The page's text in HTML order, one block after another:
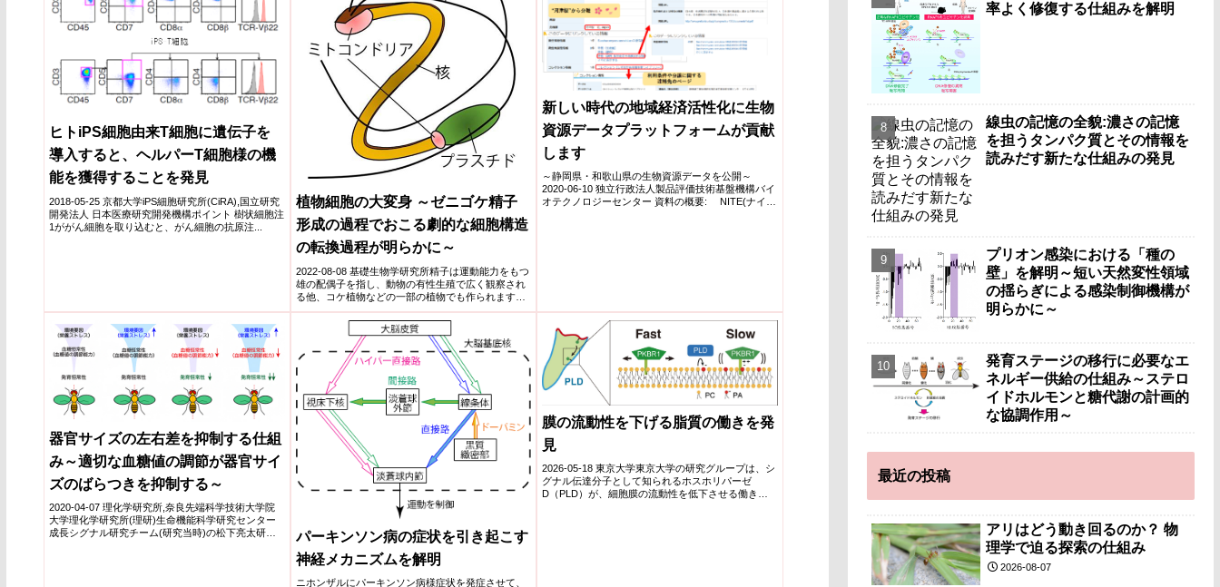
ヒトiPS細胞由来T細胞に遺伝子を
導入すると、ヘルパーT細胞様の機
能を獲得することを発見
2018-05-25 京都大学iPS細胞研究所(CiRA),国立研究
開発法人 日本医療研究開発機構ポイント 樹状細胞注
1ががん細胞を取り込むと、がん細胞の抗原注...
植物細胞の大変身 ～ゼニゴケ精子
形成の過程でおこる劇的な細胞構造
の転換過程が明らかに～
2022-08-08 基礎生物学研究所精子は運動能力をもつ
雄の配偶子を指し、動物の有性生殖で広く観察され
る他、コケ植物などの一部の植物でも作られます。
精子の形は...
新しい時代の地域経済活性化に生物
資源データプラットフォームが貢献
します
～静岡県・和歌山県の生物資源データを公開～
2020-06-10 独立行政法人製品評価技術基盤機構バイ
オテクノロジーセンター 資料の概要: NITE(ナイ
器官サイズの左右差を抑制する仕組
み～適切な血糖値の調節が器官サイ
ズのばらつきを抑制する～
2020-04-07 理化学研究所,奈良先端科学技術大学院
大学理化学研究所(理研)生命機能科学研究センター
成長シグナル研究チーム(研究当時)の松下亮太研修
パーキンソン病の症状を引き起こす
神経メカニズムを解明
ニホンザルにパーキンソン病様症状を発症させて、
膜の流動性を下げる脂質の働きを発
見
2026-05-18 東京大学東京大学の研究グループは、シ
グナル伝達分子として知られるホスホリパーゼ
D（PLD）が、細胞膜の流動性を低下させる働きを
率よく修復する仕組みを解明
線虫の記憶の全貌:濃さの記憶
を担うタンパク質とその情報を
読みだす新たな仕組みの発見
プリオン感染における「種の
壁」を解明～短い天然変性領域
の揺らぎによる感染制御機構が
明らかに～
発育ステージの移行に必要なエ
ネルギー供給の仕組み～ステロ
イドホルモンと糖代謝の計画的
な協調作用～
最近の投稿
アリはどう動き回るのか？ 物
理学で迫る探索の仕組み
2026-08-07